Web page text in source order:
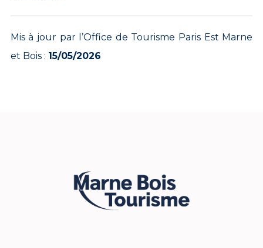
Mis à jour par l’Office de Tourisme Paris Est Marne
et Bois : 15/05/2026